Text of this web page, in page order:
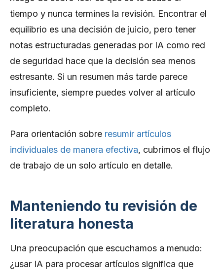
tiempo y nunca termines la revisión. Encontrar el
equilibrio es una decisión de juicio, pero tener
notas estructuradas generadas por IA como red
de seguridad hace que la decisión sea menos
estresante. Si un resumen más tarde parece
insuficiente, siempre puedes volver al artículo
completo.
Para orientación sobre resumir artículos
individuales de manera efectiva, cubrimos el flujo
de trabajo de un solo artículo en detalle.
Manteniendo tu revisión de
literatura honesta
Una preocupación que escuchamos a menudo:
¿usar IA para procesar artículos significa que